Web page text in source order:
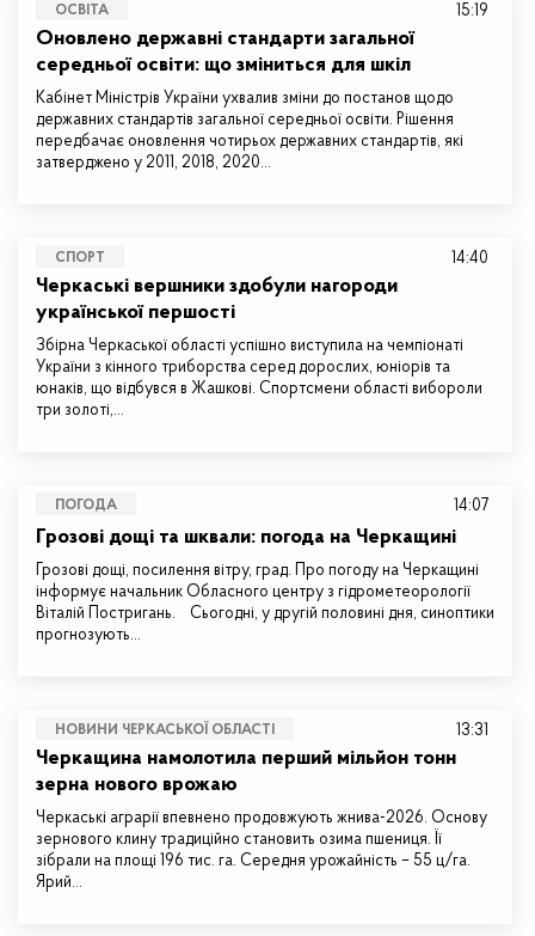
ОСВІТА
Оновлено державні стандарти загальної
середньої освіти: що зміниться для шкіл
Кабінет Міністрів України ухвалив зміни до постанов щодо
державних стандартів загальної середньої освіти. Рішення
передбачає оновлення чотирьох державних стандартів, які
затверджено у 2011, 2018, 2020…
15:19
СПОРТ
Черкаські вершники здобули нагороди
української першості
Збірна Черкаської області успішно виступила на чемпіонаті
України з кінного триборства серед дорослих, юніорів та
юнаків, що відбувся в Жашкові. Спортсмени області вибороли
три золоті,…
14:40
ПОГОДА
Грозові дощі та шквали: погода на Черкащині
Грозові дощі, посилення вітру, град. Про погоду на Черкащині
інформує начальник Обласного центру з гідрометеорології
Віталій Постригань. Сьогодні, у другій половині дня, синоптики
прогнозують…
14:07
НОВИНИ ЧЕРКАСЬКОЇ ОБЛАСТІ
Черкащина намолотила перший мільйон тонн
зерна нового врожаю
Черкаські аграрії впевнено продовжують жнива-2026. Основу
зернового клину традиційно становить озима пшениця. Її
зібрали на площі 196 тис. га. Середня урожайність – 55 ц/га.
Ярий…
13:31